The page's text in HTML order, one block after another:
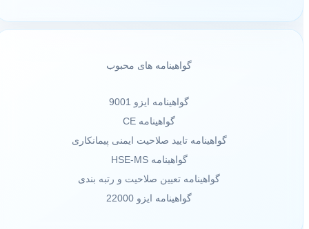
گواهینامه های محبوب
گواهینامه ایزو 9001
گواهینامه CE
گواهینامه تایید صلاحیت ایمنی پیمانکاری
گواهینامه HSE-MS
گواهینامه تعیین صلاحیت و رتبه بندی
گواهینامه ایزو 22000